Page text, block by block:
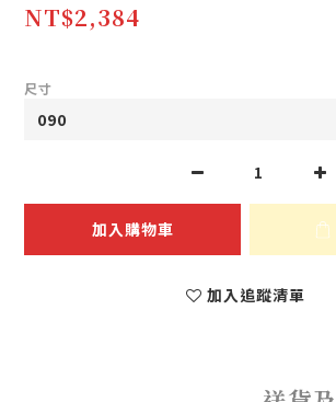
NT$2,384
尺寸
加入購物車
加入追蹤清單